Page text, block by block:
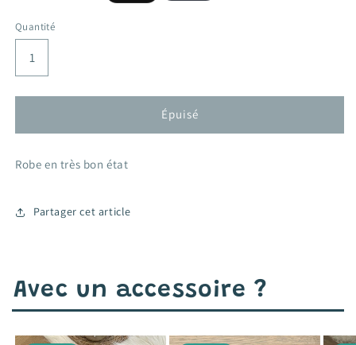
Quantité
Épuisé
Robe en très bon état
Partager cet article
Avec un accessoire ?